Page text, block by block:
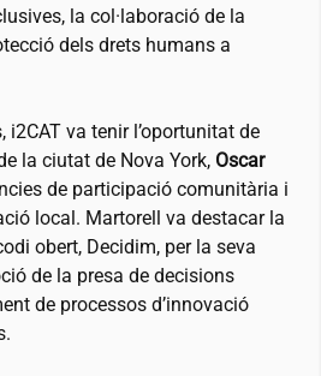
la col·laboració de la
dels drets humans a
i2CAT va tenir l’oportunitat de
la ciutat de Nova York, Oscar
de participació comunitària i
local. Martorell va destacar la
obert, Decidim, per la seva
de la presa de decisions
de processos d’innovació